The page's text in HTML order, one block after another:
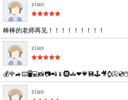
ziao
棒棒的老师再见！！！！！！！！！
ziao
ziao